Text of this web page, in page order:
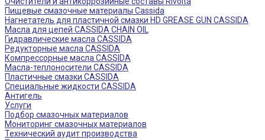
Пищевые смазочные материалы Cassida
Нагнетатель для пластичной смазки HD GREASE GUN CASSIDA
Масла для цепей CASSIDA CHAIN OIL
Гидравлические масла CASSIDA
Редукторные масла CASSIDA
Компрессорные масла CASSIDA
Масла-теплоносители CASSIDA
Пластичные смазки CASSIDA
Специальные жидкости CASSIDA
Антигель
Услуги
Подбор смазочных материалов
Мониторинг смазочных материалов
Технический аудит производства